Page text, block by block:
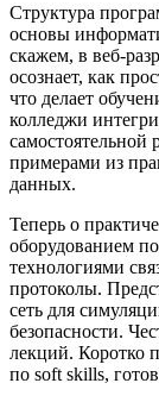
Структура
основы
скажем, в веб-
осознает, как
что делает
колледжи
самостоятельной
примерами из
данных.
Теперь о
оборудованием
технологиями
протоколы.
сеть для
безопасности.
лекций. Коротко
по soft skills,